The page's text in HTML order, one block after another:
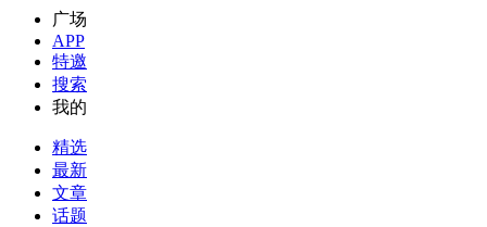
广场
APP
特邀
搜索
我的
精选
最新
文章
话题